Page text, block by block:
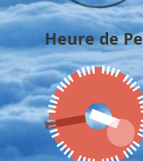
Heure de